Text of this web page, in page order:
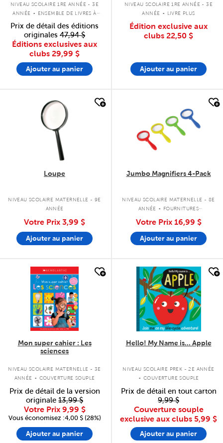
NIVEAU SCOLAIRE 1RE ANNÉE - 3E
ANNÉE . ENSEMBLE DE LIVRES À
COUVERTURE SOUPLE
Prix de détail des éditions
originales 47,94 $
Éditions exclusives aux
clubs 29,99 $
Ajouter au panier
NIVEAU SCOLAIRE 1RE ANNÉE - 3E
ANNÉE . LIVRE PLUS
Édition exclusive aux
clubs 22,50 $
Ajouter au panier
quick look
Loupe
NIVEAU SCOLAIRE MATERNELLE - 9E
ANNÉE
Votre Prix 3,99 $
Ajouter au panier
Jumbo Magnifiers 4-Pack
NIVEAU SCOLAIRE MATERNELLE - 8E
ANNÉE . FOURNITURES
Votre Prix 16,99 $
Ajouter au panier
quick look
Mon super cahier : Les
sciences
NIVEAU SCOLAIRE MATERNELLE - 3E
ANNÉE . COUVERTURE SOUPLE
Prix de détail de la version
originale 13,99 $
Votre Prix 9,99 $
Vous économisez :4,00 $ (28%)
Ajouter au panier
quick look
Hello! My Name is... Apple
NIVEAU SCOLAIRE PREK - 2E ANNÉE
. COUVERTURE SOUPLE
Prix de détail en tout carton
9,99 $
Couverture souple
exclusive aux clubs 5,99 $
Ajouter au panier